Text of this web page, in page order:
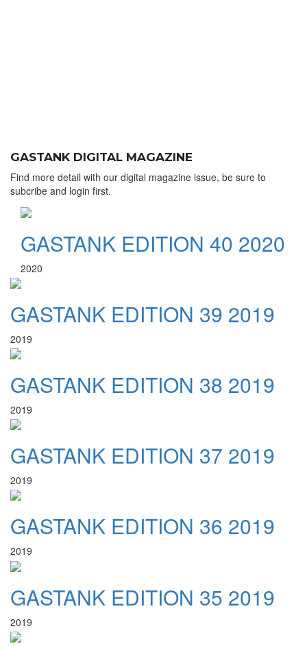
GASTANK DIGITAL MAGAZINE
Find more detail with our digital magazine issue, be sure to
subcribe and login first.
GASTANK EDITION 40 2020
2020
GASTANK EDITION 39 2019
2019
GASTANK EDITION 38 2019
2019
GASTANK EDITION 37 2019
2019
GASTANK EDITION 36 2019
2019
GASTANK EDITION 35 2019
2019